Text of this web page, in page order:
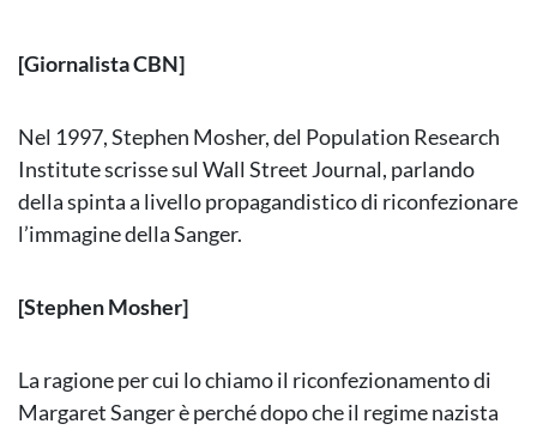
[Giornalista CBN]
Nel 1997, Stephen Mosher, del Population Research
Institute scrisse sul Wall Street Journal, parlando
della spinta a livello propagandistico di riconfezionare
l’immagine della Sanger.
[Stephen Mosher]
La ragione per cui lo chiamo il riconfezionamento di
Margaret Sanger è perché dopo che il regime nazista